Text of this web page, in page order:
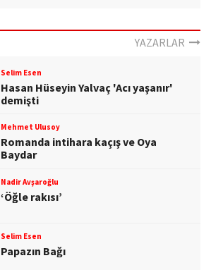
YAZARLAR
Selim Esen
Hasan Hüseyin Yalvaç 'Acı yaşanır'
demişti
Mehmet Ulusoy
Romanda intihara kaçış ve Oya
Baydar
Nadir Avşaroğlu
‘Öğle rakısı’
Selim Esen
Papazın Bağı